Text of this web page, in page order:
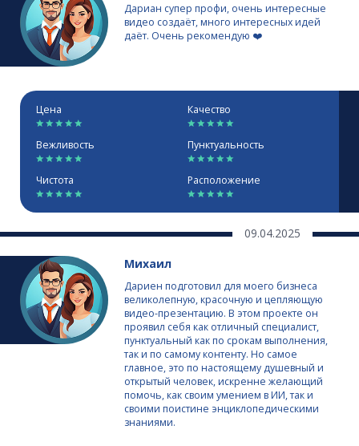
Дариан супер профи, очень интересные
видео создаёт, много интересных идей
даёт. Очень рекомендую ❤️
Цена Качество
Вежливость Пунктуальность
Чистота Расположение
09.04.2025
Михаил
Дариен подготовил для моего бизнеса
великолепную, красочную и цепляющую
видео-презентацию. В этом проекте он
проявил себя как отличный специалист,
пунктуальный как по срокам выполнения,
так и по самому контенту. Но самое
главное, это по настоящему душевный и
открытый человек, искренне желающий
помочь, как своим умением в ИИ, так и
своими поистине энциклопедическими
знаниями.